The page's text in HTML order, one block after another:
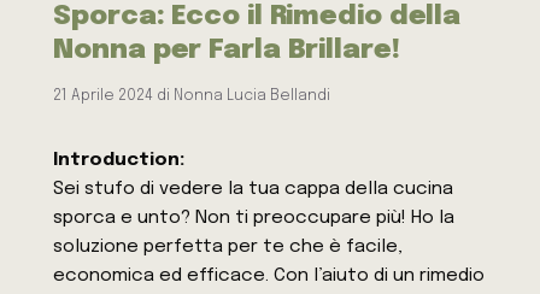
Sporca: Ecco il Rimedio della
Nonna per Farla Brillare!
21 Aprile 2024 di Nonna Lucia Bellandi
Introduction:
Sei stufo di vedere la tua cappa della cucina
sporca e unto? Non ti preoccupare più! Ho la
soluzione perfetta per te che è facile,
economica ed efficace. Con l’aiuto di un rimedio